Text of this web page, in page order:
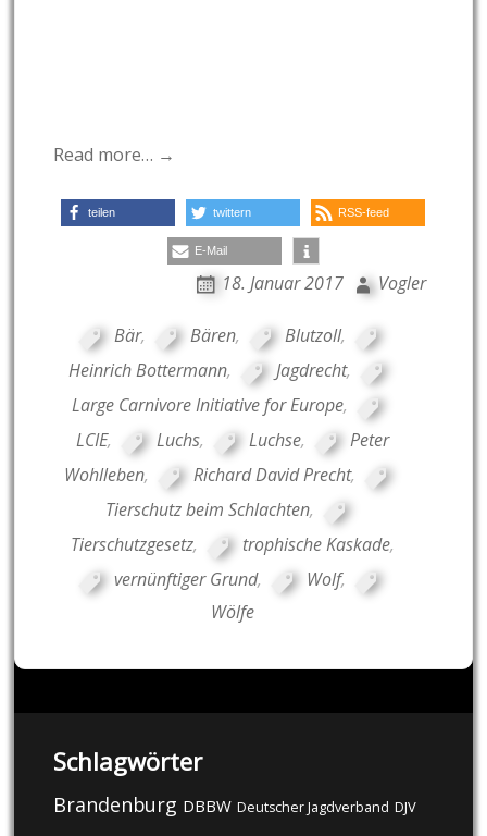
Read more… →
teilen twittern RSS-feed
E-Mail
18. Januar 2017 Vogler
Bär, Bären, Blutzoll,
Heinrich Bottermann, Jagdrecht,
Large Carnivore Initiative for Europe,
LCIE, Luchs, Luchse,
Peter
Wohlleben, Richard David Precht,
Tierschutz beim Schlachten,
Tierschutzgesetz, trophische Kaskade,
vernünftiger Grund, Wolf,
Wölfe
Schlagwörter
Brandenburg DBBW Deutscher Jagdverband DJV